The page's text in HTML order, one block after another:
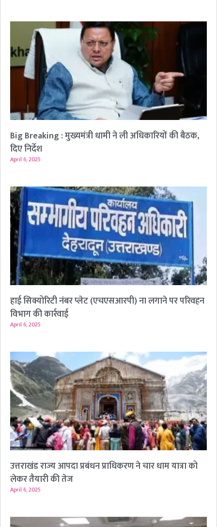
Big Breaking : मुख्यमंत्री धामी ने ली अधिकारियों की बैठक,
दिए निर्देश
April 6, 2025
हाई सिक्योरिटी नंबर प्लेट (एचएसआरपी) ना लगाने पर परिवहन
विभाग की कार्रवाई
April 6, 2025
उत्तराखंड राज्य आपदा प्रबंधन प्राधिकरण ने चार धाम यात्रा को
लेकर तैयारी की तेज
April 6, 2025